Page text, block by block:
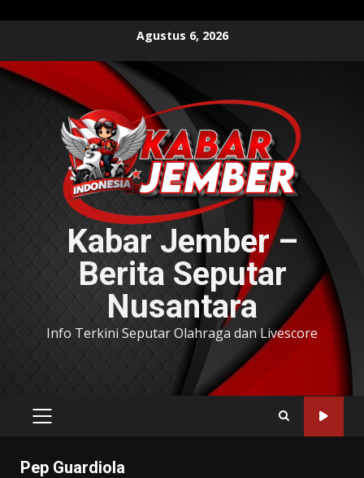
content
Agustus 6, 2026
Kabar Jember –
Berita Seputar
Nusantara
Info Terkini Seputar Olahraga dan Livescore
PRIMARY
Pep Guardiola